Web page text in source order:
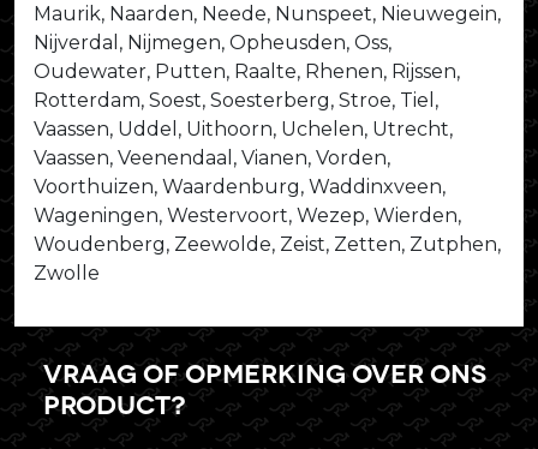
Maurik, Naarden, Neede, Nunspeet, Nieuwegein,
Nijverdal, Nijmegen, Opheusden, Oss,
Oudewater, Putten, Raalte, Rhenen, Rijssen,
Rotterdam, Soest, Soesterberg, Stroe, Tiel,
Vaassen, Uddel, Uithoorn, Uchelen, Utrecht,
Vaassen, Veenendaal, Vianen, Vorden,
Voorthuizen, Waardenburg, Waddinxveen,
Wageningen, Westervoort, Wezep, Wierden,
Woudenberg, Zeewolde, Zeist, Zetten, Zutphen,
Zwolle
Vraag of opmerking over ons
product?